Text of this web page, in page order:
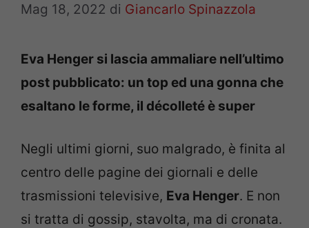
Mag 18, 2022 di Giancarlo Spinazzola
Eva Henger si lascia ammaliare nell’ultimo
post pubblicato: un top ed una gonna che
esaltano le forme, il décolleté è super
Negli ultimi giorni, suo malgrado, è finita al
centro delle pagine dei giornali e delle
trasmissioni televisive, Eva Henger. E non
si tratta di gossip, stavolta, ma di cronata.